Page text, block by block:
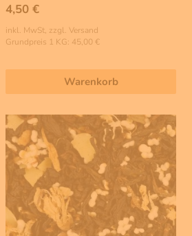
4,50 €
inkl. MwSt, zzgl. Versand
Grundpreis 1 KG: 45,00 €
Warenkorb